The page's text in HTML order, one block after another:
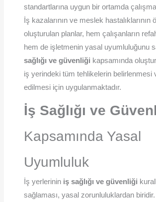
standartlarına uygun bir ortamda
İş kazalarının ve meslek hastalıklarının
oluşturulan planlar, hem çalışanların
hem de işletmenin yasal uyumluluğunu
sağlığı ve güvenliği kapsamında
iş yerindeki tüm tehlikelerin belirlenmesi
edilmesi için uygulanmaktadır.
İş Sağlığı ve
Kapsamında Yasal
Uyumluluk
İş yerlerinin iş sağlığı ve güvenliği
sağlaması, yasal zorunluluklardan biridir.